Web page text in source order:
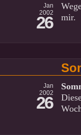
Jan
2002
26
mir.
Jan
2002
26